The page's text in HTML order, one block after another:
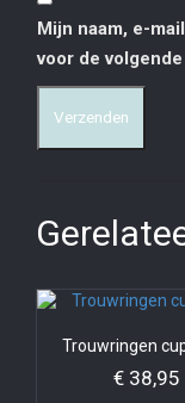
Mijn naam, e-
voor de
Trouwringen
€ 38,95